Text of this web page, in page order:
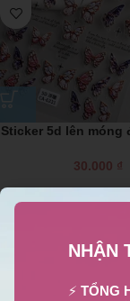
Sticker 5d lên móng
30.000 ₫
NHẬN
⚡ TỔNG